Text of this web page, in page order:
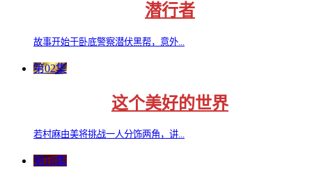
潜行者
故事开始于卧底警察潜伏黑帮，意外...
第02集
这个美好的世界
若村麻由美将挑战一人分饰两角，讲...
第18集